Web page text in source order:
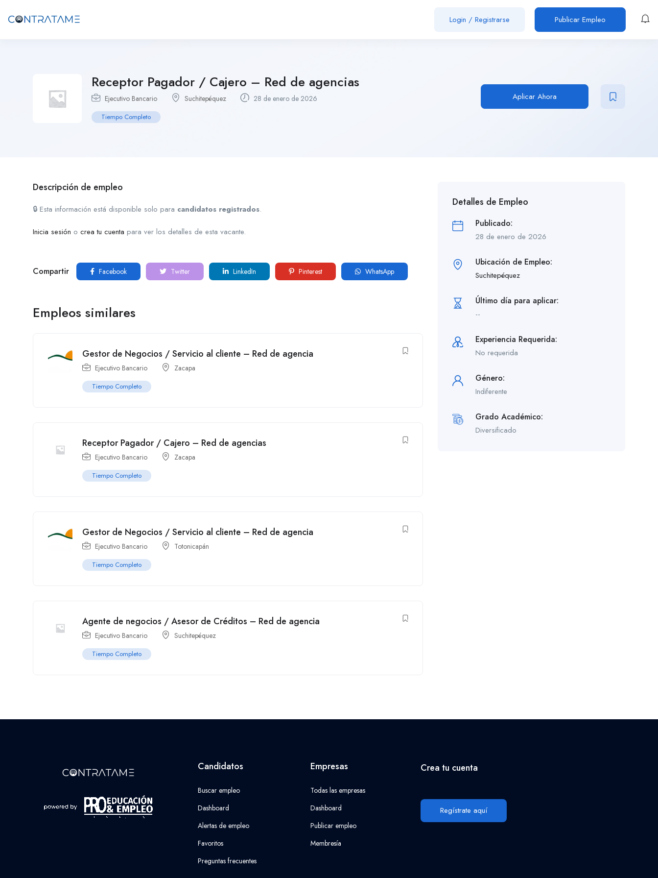
Login / Registrarse Publicar Empleo
Receptor Pagador / Cajero – Red de agencias
Ejecutivo Bancario Suchitepéquez 28 de enero de 2026
Tiempo Completo
Aplicar Ahora
Descripción de empleo
🔒 Esta información está disponible solo para candidatos registrados.
Inicia sesión o crea tu cuenta para ver los detalles de esta vacante.
Compartir Facebook Twitter LinkedIn Pinterest WhatsApp
Empleos similares
Gestor de Negocios / Servicio al cliente – Red de agencia
Ejecutivo Bancario Zacapa
Tiempo Completo
Receptor Pagador / Cajero – Red de agencias
Ejecutivo Bancario Zacapa
Tiempo Completo
Gestor de Negocios / Servicio al cliente – Red de agencia
Ejecutivo Bancario Totonicapán
Tiempo Completo
Agente de negocios / Asesor de Créditos – Red de agencia
Ejecutivo Bancario Suchitepéquez
Tiempo Completo
Detalles de Empleo
Publicado:
28 de enero de 2026
Ubicación de Empleo:
Suchitepéquez
Último día para aplicar:
--
Experiencia Requerida:
No requerida
Género:
Indiferente
Grado Académico:
Diversificado
Candidatos
Buscar empleo
Dashboard
Alertas de empleo
Favoritos
Preguntas frecuentes
Empresas
Todas las empresas
Dashboard
Publicar empleo
Membresía
Crea tu cuenta
Regístrate aquí